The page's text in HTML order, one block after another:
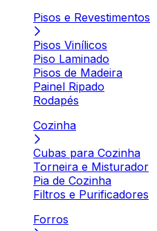
Pisos e Revestimentos
Pisos Vinílicos
Piso Laminado
Pisos de Madeira
Painel Ripado
Rodapés
Cozinha
Cubas para Cozinha
Torneira e Misturador
Pia de Cozinha
Filtros e Purificadores
Forros